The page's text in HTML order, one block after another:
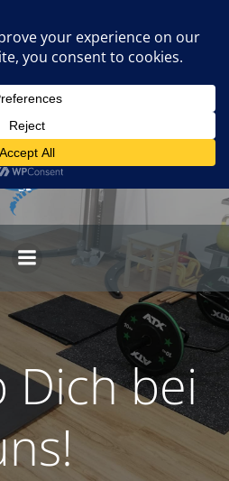
to
content
Dich bei